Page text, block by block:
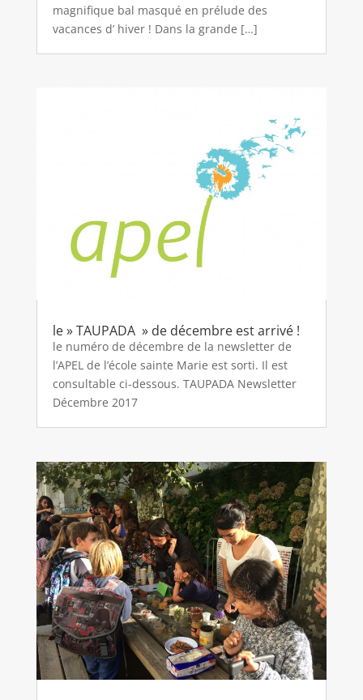
magnifique bal masqué en prélude des
vacances d’ hiver ! Dans la grande […]
le » TAUPADA » de décembre est arrivé !
le numéro de décembre de la newsletter de
l’APEL de l’école sainte Marie est sorti. Il est
consultable ci-dessous. TAUPADA Newsletter
Décembre 2017